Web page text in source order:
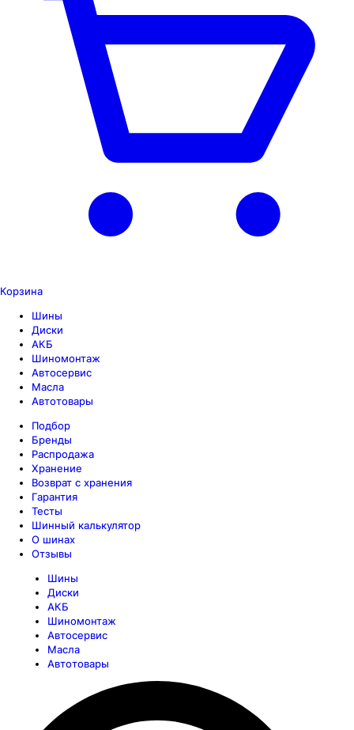
Корзина
Шины
Диски
АКБ
Шиномонтаж
Автосервис
Масла
Автотовары
Подбор
Бренды
Распродажа
Хранение
Возврат с хранения
Гарантия
Тесты
Шинный калькулятор
О шинах
Отзывы
Шины
Диски
АКБ
Шиномонтаж
Автосервис
Масла
Автотовары